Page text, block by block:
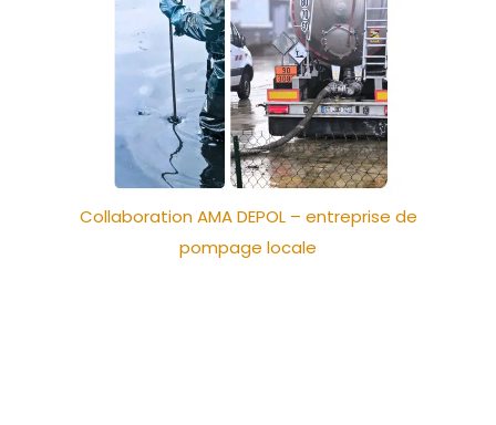
Collaboration AMA DEPOL – entreprise de
pompage locale